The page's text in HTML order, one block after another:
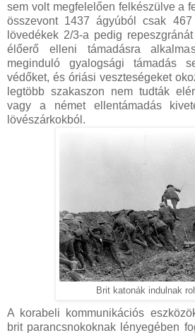
sem volt megfelelően felkészülve a
összevont 1437 ágyúból csak
lövedékek 2/3-a pedig
élőerő elleni támadásra
meginduló gyalogsági támadás
védőket, és óriási veszteségeket
legtöbb szakaszon nem tudták
vagy a német ellentámadás
lövészárkokból.
Brit katonák indulnak
A korabeli kommunikációs
brit parancsnokoknak lényegében